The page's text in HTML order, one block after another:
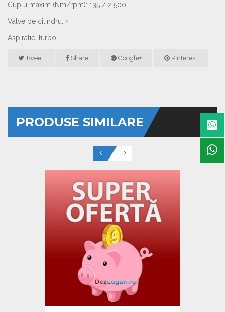
Cuplu maxim (Nm/rpm): 135 / 2.500
Valve pe cilindru: 4
Aspiratie: turbo
Tweet Share Google+ Pinterest
PRODUSE SIMILARE